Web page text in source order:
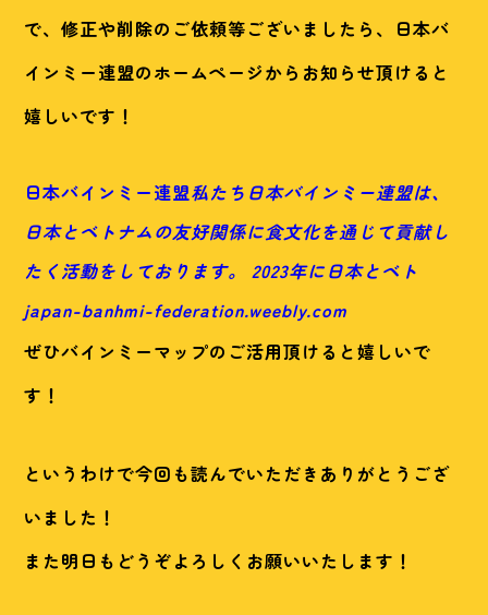
で、修正や削除のご依頼等ございましたら、日本バ
インミー連盟のホームページからお知らせ頂けると
嬉しいです！
日本バインミー連盟私たち日本バインミー連盟は、
日本とベトナムの友好関係に食文化を通じて貢献し
たく活動をしております。 2023年に日本とベト
japan-banhmi-federation.weebly.com
ぜひバインミーマップのご活用頂けると嬉しいで
す！
というわけで今回も読んでいただきありがとうござ
いました！
また明日もどうぞよろしくお願いいたします！